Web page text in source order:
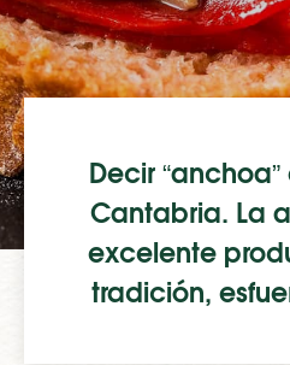
Decir
Cantabria. La
excelente
tradición,